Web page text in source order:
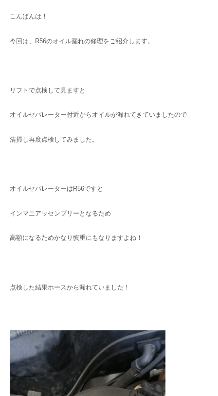
こんばんは！
今回は、R56のオイル漏れの修理をご紹介します。
リフトで点検して見ますと
オイルセパレーター付近からオイルが漏れてきていましたので
清掃し再度点検してみました。
オイルセパレーターはR56ですと
インマニアッセンブリーとなるため
高額になるためかなり慎重にもなりますよね！
点検した結果ホースから漏れていました！